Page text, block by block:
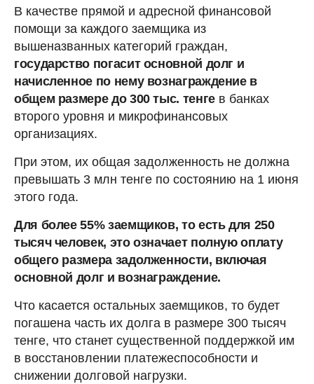
В качестве прямой и адресной финансовой
помощи за каждого заемщика из
вышеназванных категорий граждан,
государство погасит основной долг и
начисленное по нему вознаграждение в
общем размере до 300 тыс. тенгев банках
второго уровня и микрофинансовых
организациях.
При этом, их общая задолженность не должна
превышать 3 млн тенге по состоянию на 1 июня
этого года.
Для более 55% заемщиков, то есть для 250
тысяч человек, это означает полную оплату
общего размера задолженности, включая
основной долг и вознаграждение.
Что касается остальных заемщиков, то будет
погашена часть их долга в размере 300 тысяч
тенге, что станет существенной поддержкой им
в восстановлении платежеспособности и
снижении долговой нагрузки.